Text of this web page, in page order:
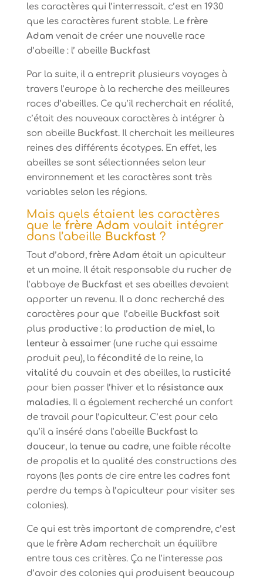
les caractères qui l’interressait. c’est en 1930
que les caractères furent stable. Le frère
Adam venait de créer une nouvelle race
d’abeille : l’ abeilleBuckfast
Par la suite, il a entreprit plusieurs voyages à
travers l’europe à la recherche des meilleures
races d’abeilles. Ce qu’il recherchait en réalité,
c’était des nouveaux caractères à intégrer à
son abeille Buckfast. Il cherchait les meilleures
reines des différents écotypes. En effet, les
abeilles se sont sélectionnées selon leur
environnement et les caractères sont très
variables selon les régions.
Mais quels étaient les caractères
que le frère Adam voulait intégrer
dans l’abeille Buckfast ?
Tout d’abord, frère Adam était un apiculteur
et un moine. Il était responsable du rucher de
l’abbaye de Buckfastet ses abeilles devaient
apporter un revenu. Il a donc recherché des
caractères pour que l’abeille Buckfastsoit
plus productive: la production de miel, la
lenteur à essaimer(une ruche qui essaime
produit peu), la féconditéde la reine, la
vitalitédu couvain et des abeilles, la rusticité
pour bien passer l’hiver et la résistance aux
maladies. Il a également recherché un confort
de travail pour l’apiculteur. C’est pour cela
qu’il a inséré dans l’abeille Buckfastla
douceur, la tenue au cadre, une faible récolte
de propolis et la qualité des constructions des
rayons (les ponts de cire entre les cadres font
perdre du temps à l’apiculteur pour visiter ses
colonies).
Ce qui est très important de comprendre, c’est
que le frère Adam recherchait un équilibre
entre tous ces critères. Ça ne l’interesse pas
d’avoir des colonies qui produisent beaucoup